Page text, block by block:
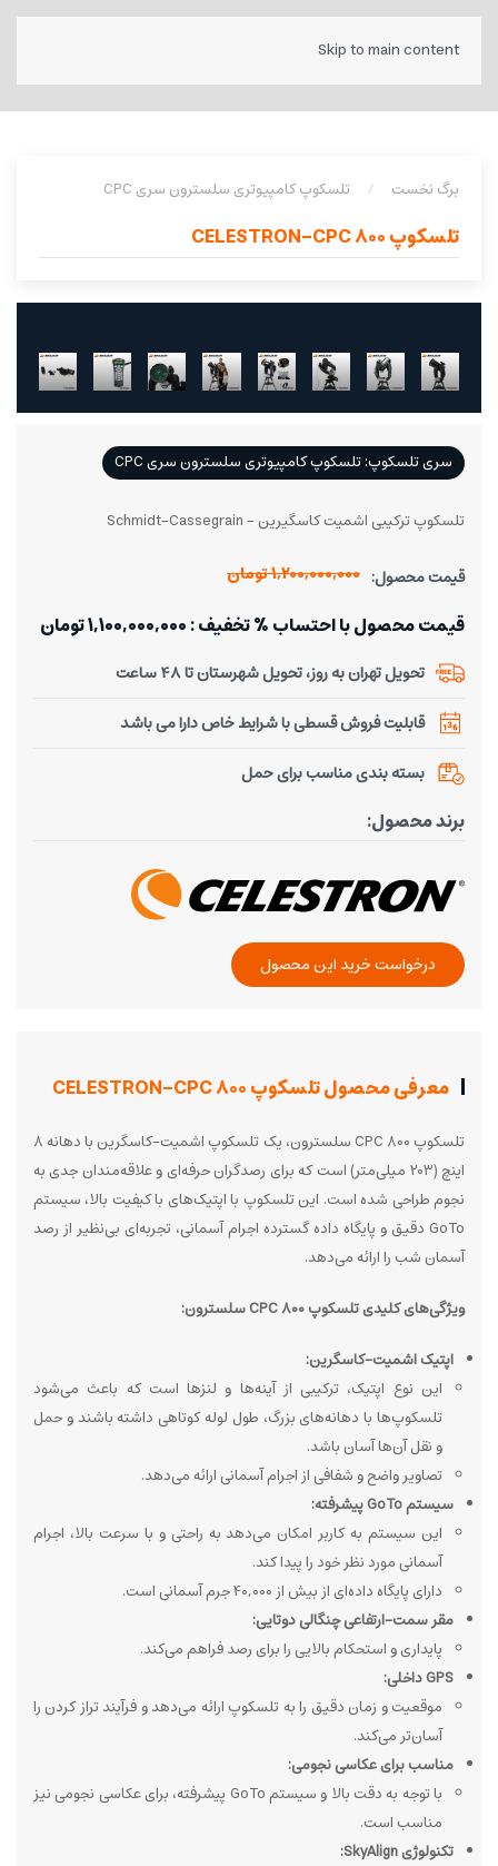
Skip to main content
برگ نخست تلسکوپ کامپیوتری سلسترون سری CPC
تلسکوپ CELESTRON-CPC 800
سری تلسکوپ: تلسکوپ کامپیوتری سلسترون سری CPC
تلسکوپ ترکیبی اشمیت کاسگیرین - Schmidt-Cassegrain
قیمت محصول: 1,200,000,000 تومان
قیمت محصول با احتساب % تخفیف : 1,100,000,000 تومان
تحویل تهران به روز، تحویل شهرستان تا 48 ساعت
قابلیت فروش قسطی با شرایط خاص دارا می باشد
بسته بندی مناسب برای حمل
برند محصول:
درخواست خرید این محصول
معرفی محصول تلسکوپ CELESTRON-CPC 800
تلسکوپ CPC 800 سلسترون، یک تلسکوپ اشمیت-کاسگرین با دهانه 8
اینچ (203 میلی‌متر) است که برای رصدگران حرفه‌ای و علاقه‌مندان جدی به
نجوم طراحی شده است. این تلسکوپ با اپتیک‌های با کیفیت بالا، سیستم
GoTo دقیق و پایگاه داده گسترده اجرام آسمانی، تجربه‌ای بی‌نظیر از رصد
آسمان شب را ارائه می‌دهد.
ویژگی‌های کلیدی تلسکوپ CPC 800 سلسترون:
اپتیک اشمیت-کاسگرین:
این نوع اپتیک، ترکیبی از آینه‌ها و لنزها است که باعث می‌شود
تلسکوپ‌ها با دهانه‌های بزرگ، طول لوله کوتاهی داشته باشند و حمل
و نقل آن‌ها آسان باشد.
تصاویر واضح و شفافی از اجرام آسمانی ارائه می‌دهد.
سیستم GoTo پیشرفته:
این سیستم به کاربر امکان می‌دهد به راحتی و با سرعت بالا، اجرام
آسمانی مورد نظر خود را پیدا کند.
دارای پایگاه داده‌ای از بیش از 40,000 جرم آسمانی است.
مقر سمت-ارتفاعی چنگالی دوتایی:
پایداری و استحکام بالایی را برای رصد فراهم می‌کند.
GPS داخلی:
موقعیت و زمان دقیق را به تلسکوپ ارائه می‌دهد و فرآیند تراز کردن را
آسان‌تر می‌کند.
مناسب برای عکاسی نجومی:
با توجه به دقت بالا و سیستم GoTo پیشرفته، برای عکاسی نجومی نیز
مناسب است.
تکنولوژی SkyAlign: